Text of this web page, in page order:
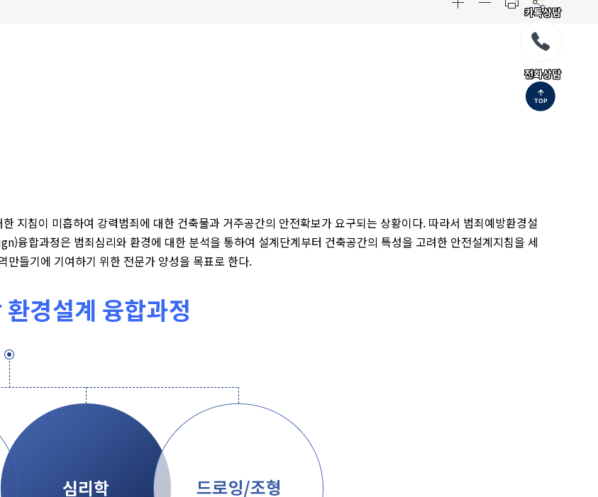
지침이 미흡하여 강력범죄에 대한 건축물과 거주공간의 안전확보가 요구되는 상황이다. 따라서 범죄예방환경설
과정은 범죄심리와 환경에 대한 분석을 통하여 설계단계부터 건축공간의 특성을 고려한 안전설계지침을 세
만들기에 기여하기 위한 전문가 양성을 목표로 한다.
카톡상담
전화상담